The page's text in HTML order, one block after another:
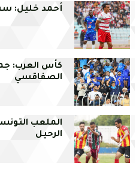
أحمد خليل:
كأس العرب:
الصفاقسي
الملعب
الرحيل